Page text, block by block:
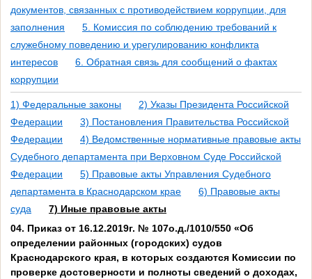
документов, связанных с противодействием коррупции, для
заполнения
5. Комиссия по соблюдению требований к
служебному поведению и урегулированию конфликта
интересов
6. Обратная связь для сообщений о фактах
коррупции
1) Федеральные законы
2) Указы Президента Российской
Федерации
3) Постановления Правительства Российской
Федерации
4) Ведомственные нормативные правовые акты
Судебного департамента при Верховном Суде Российской
Федерации
5) Правовые акты Управления Судебного
департамента в Краснодарском крае
6) Правовые акты
суда
7) Иные правовые акты
04. Приказ от 16.12.2019г. № 107о.д./1010/550 «Об
определении районных (городских) судов
Краснодарского края, в которых создаются Комиссии по
проверке достоверности и полноты сведений о доходах,